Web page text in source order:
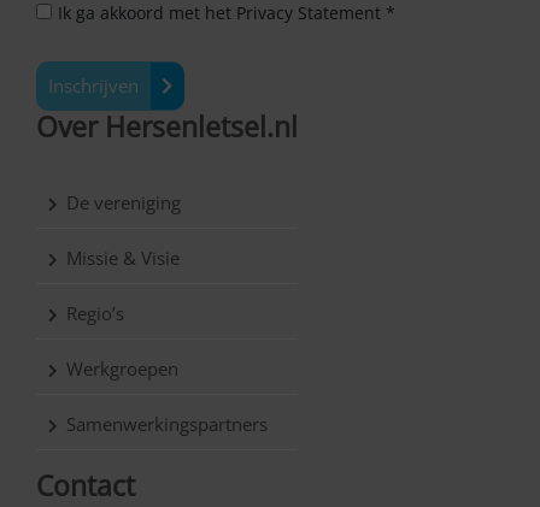
Ik ga akkoord met het Privacy Statement *
Inschrijven
Over Hersenletsel.nl
De vereniging
Missie & Visie
Regio’s
Werkgroepen
Samenwerkingspartners
Contact